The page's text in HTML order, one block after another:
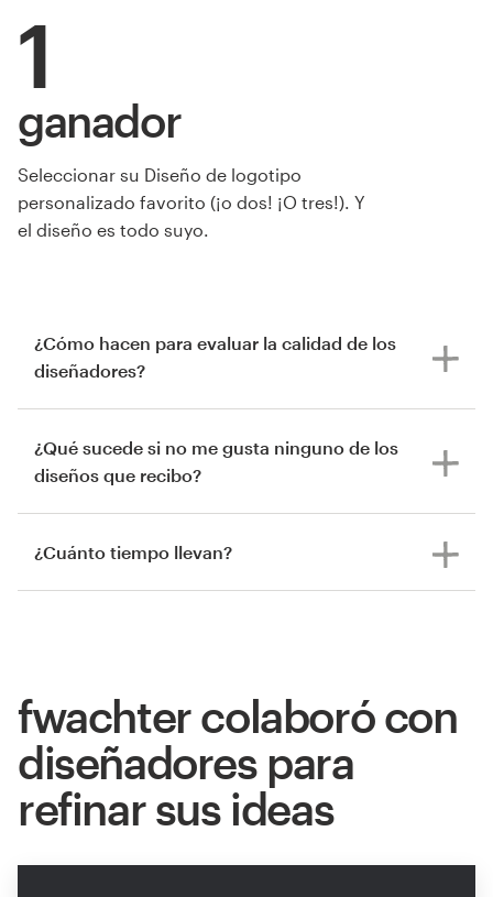
de Hariadji8
1
ganador
Seleccionar su Diseño de logotipo
personalizado favorito (¡o dos! ¡O tres!). Y
el diseño es todo suyo.
¿Cómo hacen para evaluar la calidad de los
diseñadores?
¿Qué sucede si no me gusta ninguno de los
diseños que recibo?
¿Cuánto tiempo llevan?
fwachter colaboró con
diseñadores para
refinar sus ideas